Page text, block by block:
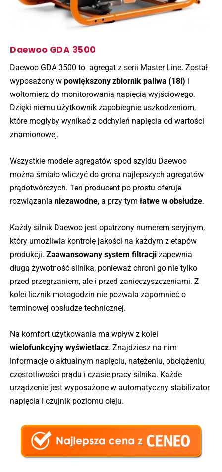
Daewoo GDA 3500
Daewoo GDA 3500 to agregat z serii Master Line. Został
wyposażony w powiększony zbiornik paliwa (18l) i
woltomierz do monitorowania napięcia wyjściowego.
Dzięki niemu użytkownik zapobiegnie uszkodzeniom,
które mogłyby wynikać z odchyleń napięcia od wartości
znamionowej.
Wszystkie modele agregatów spod szyldu Daewoo
można śmiało wliczyć do grona najlepszych agregatów
prądotwórczych. Ten producent po prostu oferuje
rozwiązania niezawodne, a przy tym łatwe w obsłudze.
Każdy silnik Daewoo jest opatrzony numerem seryjnym,
który umożliwia kontrolę jakości na każdym z etapów
produkcji. Zaawansowany system filtracji zapewnia
długą żywotność silnika, ponieważ chroni go nie tylko
przed przegrzaniem, ale i przed zanieczyszczeniami. Z
kolei licznik motogodzin nie pozwala zapomnieć o
terminowej obsłudze technicznej.
Na komfort użytkowania ma wpływ z kolei
wielofunkcyjny wyświetlacz. Znajdziesz na nim
informacje o aktualnym napięciu, natężeniu, obciążeniu,
częstotliwości prądu i czasie pracy silnika. Każde
urządzenie jest wyposażone w automatyczny stabilizator
napięcia i czujnik poziomu oleju.